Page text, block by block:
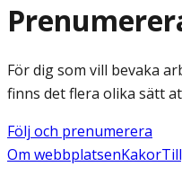
För dig som vill bevaka
finns det flera olika sätt
Följ och prenumerera
Om webbplatsenKakor